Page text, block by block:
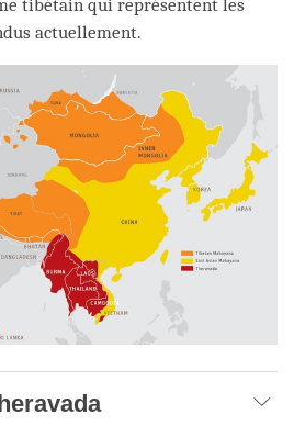
tibétain qui représentent les
actuellement.